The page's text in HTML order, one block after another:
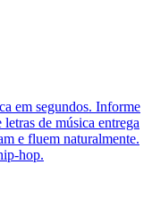
em segundos. Informe
de música entrega
e fluem naturalmente.
hop.